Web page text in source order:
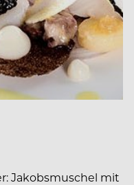
Jakobsmuschel mit